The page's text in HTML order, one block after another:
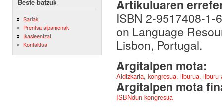
Beste batzuk
Sariak
Prentsa aipamenak
Ikasleentzat
Kontaktua
Artikuluaren
ISBN 2-9517408-1-
on Language
Lisbon, Portugal.
Argitalpen mota:
Aldizkaria, kongresua, liburua,
Argitalpen mota
ISBNdun kongresua